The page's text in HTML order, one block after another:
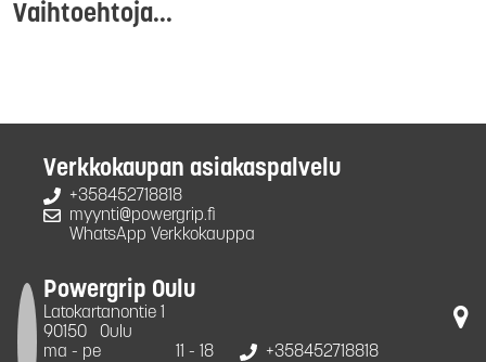
Vaihtoehtoja...
Verkkokaupan asiakaspalvelu
+358452718818
myynti@powergrip.fi
WhatsApp Verkkokauppa
Powergrip Oulu
Latokartanontie 1
90150
Oulu
ma - pe
11 - 18
+358452718818